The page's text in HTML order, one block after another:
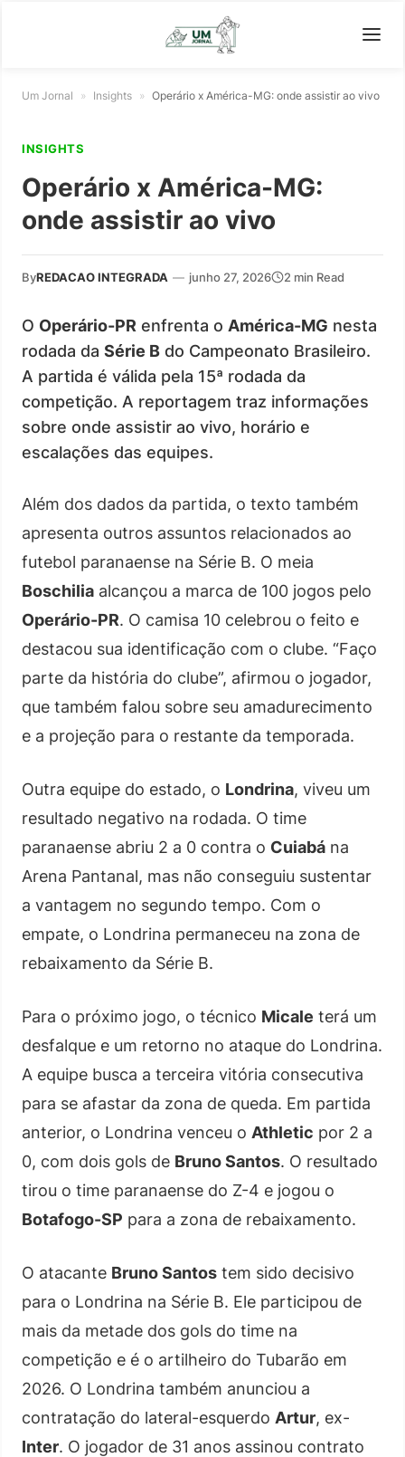
Um Jornal » Insights » Operário x América-MG: onde assistir ao vivo
INSIGHTS
Operário x América-MG:
onde assistir ao vivo
ByREDACAO INTEGRADA — junho 27, 2026 2 min Read
O Operário-PR enfrenta o América-MG nesta
rodada da Série B do Campeonato Brasileiro.
A partida é válida pela 15ª rodada da
competição. A reportagem traz informações
sobre onde assistir ao vivo, horário e
escalações das equipes.
Além dos dados da partida, o texto também
apresenta outros assuntos relacionados ao
futebol paranaense na Série B. O meia
Boschilia alcançou a marca de 100 jogos pelo
Operário-PR. O camisa 10 celebrou o feito e
destacou sua identificação com o clube. “Faço
parte da história do clube”, afirmou o jogador,
que também falou sobre seu amadurecimento
e a projeção para o restante da temporada.
Outra equipe do estado, o Londrina, viveu um
resultado negativo na rodada. O time
paranaense abriu 2 a 0 contra o Cuiabá na
Arena Pantanal, mas não conseguiu sustentar
a vantagem no segundo tempo. Com o
empate, o Londrina permaneceu na zona de
rebaixamento da Série B.
Para o próximo jogo, o técnico Micale terá um
desfalque e um retorno no ataque do Londrina.
A equipe busca a terceira vitória consecutiva
para se afastar da zona de queda. Em partida
anterior, o Londrina venceu o Athletic por 2 a
0, com dois gols de Bruno Santos. O resultado
tirou o time paranaense do Z-4 e jogou o
Botafogo-SP para a zona de rebaixamento.
O atacante Bruno Santos tem sido decisivo
para o Londrina na Série B. Ele participou de
mais da metade dos gols do time na
competição e é o artilheiro do Tubarão em
2026. O Londrina também anunciou a
contratação do lateral-esquerdo Artur, ex-
Inter. O jogador de 31 anos assinou contrato